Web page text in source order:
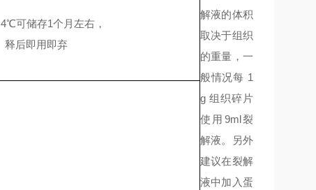
4℃可储存1个月左右，
释后即用即弃
解液的体积
取决于组织
的重量，一
般情况每 1
g 组织碎片
使用9ml裂
解液。另外
建议在裂解
液中加入蛋